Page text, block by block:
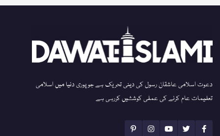
دعوت اسلامی عاشقان رسول کی دینی تحریک ہے جو پوری دنیا میں اسلامی
تعلیمات عام کرنے کی عملی کوششیں کررہی ہے